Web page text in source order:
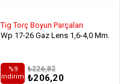
Tig Torç Boyun Parçaları
Wp 17-26 Gaz Lens 1,6-4,0 Mm.
₺206,20
₺226,82
%9
i̇ndirim